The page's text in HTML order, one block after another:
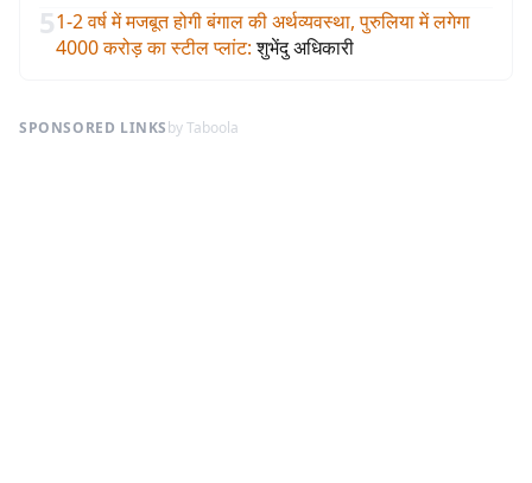
51-2 वर्ष में मजबूत होगी बंगाल की अर्थव्यवस्था, पुरुलिया में लगेगा
4000 करोड़ का स्टील प्लांट: शुभेंदु अधिकारी
SPONSORED LINKSby Taboola